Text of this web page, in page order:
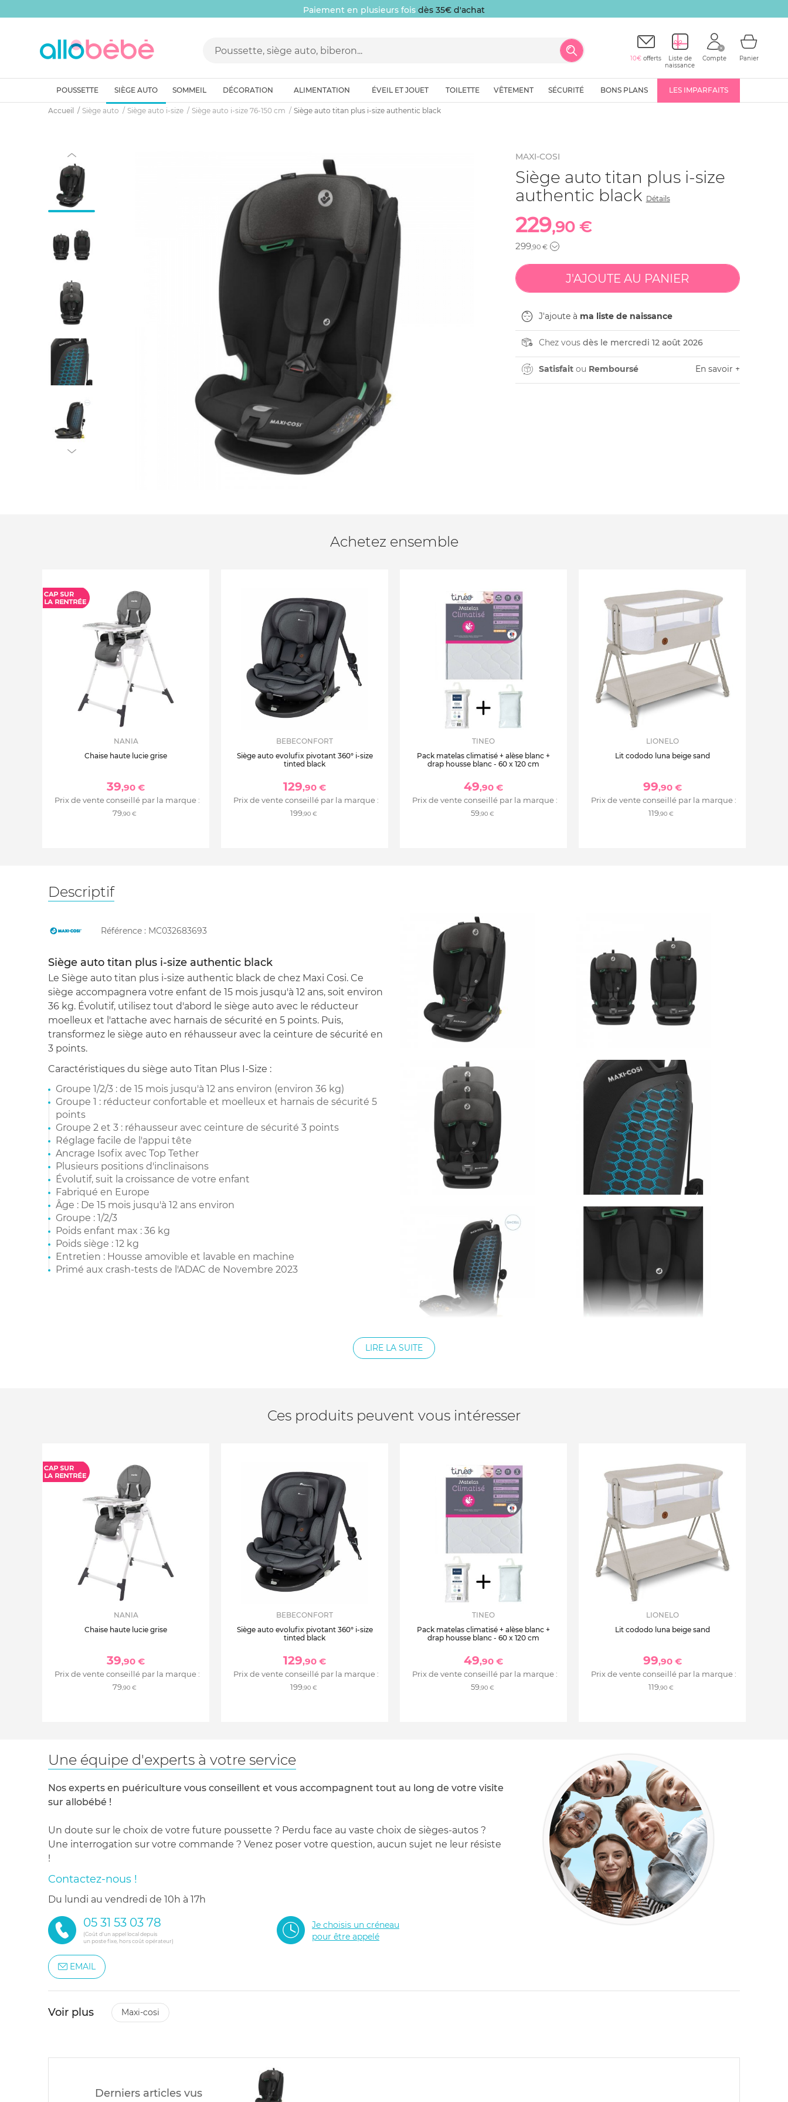
Paiement en plusieurs fois dès 35€ d'achat
10€ offerts
Liste de
naissance
Compte Panier
POUSSETTE SIÈGE AUTO SOMMEIL DÉCORATION ALIMENTATION ÉVEIL ET JOUET TOILETTE VÊTEMENT SÉCURITÉ BONS PLANS LES IMPARFAITS
Accueil Siège auto Siège auto i-size Siège auto i-size 76-150 cm Siège auto titan plus i-size authentic black
MAXI-COSI
Siège auto titan plus i-size
authentic black Détails
229,90 €
299,90 €
J'ajoute à ma liste de naissance
Chez vous dès le mercredi 12 août 2026
Satisfaitou Remboursé En savoir +
Achetez ensemble
NANIA
Chaise haute lucie grise
39,90 €
Prix de vente conseillé par la marque :
79,90 €
BEBECONFORT
Siège auto evolufix pivotant 360° i-size
tinted black
129,90 €
Prix de vente conseillé par la marque :
199,90 €
TINEO
Pack matelas climatisé + alèse blanc +
drap housse blanc - 60 x 120 cm
49,90 €
Prix de vente conseillé par la marque :
59,90 €
LIONELO
Lit cododo luna beige sand
99,90 €
Prix de vente conseillé par la marque :
119,90 €
Descriptif
Référence : MC032683693
Siège auto titan plus i-size authentic black
Le Siège auto titan plus i-size authentic black de chez Maxi Cosi. Ce
siège accompagnera votre enfant de 15 mois jusqu'à 12 ans, soit environ
36 kg. Évolutif, utilisez tout d'abord le siège auto avec le réducteur
moelleux et l'attache avec harnais de sécurité en 5 points. Puis,
transformez le siège auto en réhausseur avec la ceinture de sécurité en
3 points.
Caractéristiques du siège auto Titan Plus I-Size :
Groupe 1/2/3 : de 15 mois jusqu'à 12 ans environ (environ 36 kg)
Groupe 1 : réducteur confortable et moelleux et harnais de sécurité 5
points
Groupe 2 et 3 : réhausseur avec ceinture de sécurité 3 points
Réglage facile de l'appui tête
Ancrage Isofix avec Top Tether
Plusieurs positions d'inclinaisons
Évolutif, suit la croissance de votre enfant
Fabriqué en Europe
Âge : De 15 mois jusqu'à 12 ans environ
Groupe : 1/2/3
Poids enfant max : 36 kg
Poids siège : 12 kg
Entretien : Housse amovible et lavable en machine
Primé aux crash-tests de l'ADAC de Novembre 2023
LIRE LA SUITE
Ces produits peuvent vous intéresser
NANIA
Chaise haute lucie grise
39,90 €
Prix de vente conseillé par la marque :
79,90 €
BEBECONFORT
Siège auto evolufix pivotant 360° i-size
tinted black
129,90 €
Prix de vente conseillé par la marque :
199,90 €
TINEO
Pack matelas climatisé + alèse blanc +
drap housse blanc - 60 x 120 cm
49,90 €
Prix de vente conseillé par la marque :
59,90 €
LIONELO
Lit cododo luna beige sand
99,90 €
Prix de vente conseillé par la marque :
119,90 €
Une équipe d'experts à votre service
Nos experts en puériculture vous conseillent et vous accompagnent tout au long de votre visite
sur allobébé !
Un doute sur le choix de votre future poussette ? Perdu face au vaste choix de sièges-autos ?
Une interrogation sur votre commande ? Venez poser votre question, aucun sujet ne leur résiste
!
Contactez-nous !
du lundi au vendredi de 10h à 17h
05 31 53 03 78
(Coût d'un appel local depuis
un poste fixe, hors coût opérateur)
Je choisis un créneau
pour être appelé
EMAIL
Voir plus maxi-cosi
Derniers articles vus